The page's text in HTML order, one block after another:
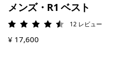
メンズ・R1 ベスト
評価: 4.5 / 5
12 レビュー
¥ 17,600